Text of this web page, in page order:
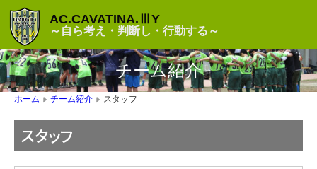
AC.CAVATINA.ⅢY
～自ら考え・判断し・行動する～
チーム紹介
ホーム ▶ チーム紹介 ▶ スタッフ
スタッフ